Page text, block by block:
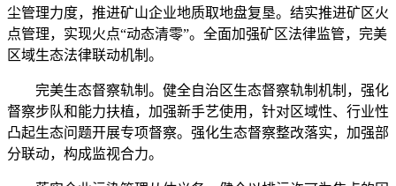
尘管理力度，推进矿山企业地质取地盘复垦。结实推进矿区火
点管理，实现火点“动态清零”。全面加强矿区法律监管，完美
区域生态法律联动机制。
完美生态督察轨制。健全自治区生态督察轨制机制，强化
督察步队和能力扶植，加强新手艺使用，针对区域性、行业性
凸起生态问题开展专项督察。强化生态督察整改落实，加强部
分联动，构成监视合力。